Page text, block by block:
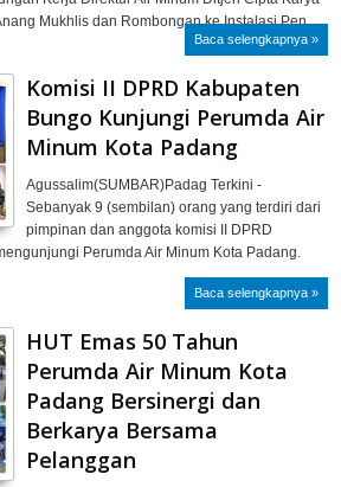
Mukhlis dan Rombongan ke Instalasi Pen…
Baca selengkapnya »
Komisi II DPRD Kabupaten
Bungo Kunjungi Perumda Air
Minum Kota Padang
Agussalim(SUMBAR)Padag Terkini -
Sebanyak 9 (sembilan) orang yang terdiri dari
pimpinan dan anggota komisi II DPRD
Perumda Air Minum Kota Padang.
Baca selengkapnya »
HUT Emas 50 Tahun
Perumda Air Minum Kota
Padang Bersinergi dan
Berkarya Bersama
Pelanggan